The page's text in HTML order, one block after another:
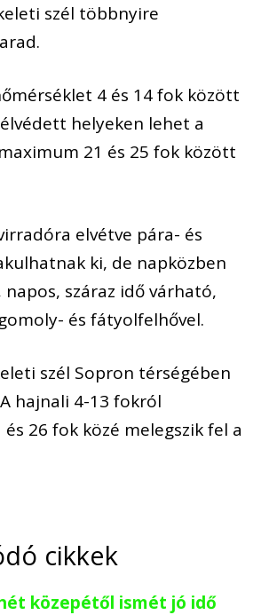
szél többnyire
4 és 14 fok között
helyeken lehet a
21 és 25 fok között
elvétve pára- és
ki, de napközben
száraz idő várható,
és fátyolfelhővel.
szél Sopron térségében
hajnali 4-13 fokról
26 fok közé melegszik fel a
cikkek
közepétől ismét jó idő